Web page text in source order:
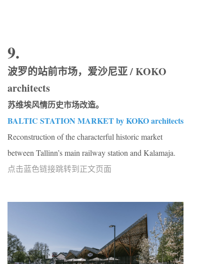
9.
波罗的站前市场，爱沙尼亚 / KOKO
architects
苏维埃风情历史市场改造。
BALTIC STATION MARKET by KOKO architects
Reconstruction of the characterful historic market
between Tallinn’s main railway station and Kalamaja.
点击蓝色链接跳转到正文页面